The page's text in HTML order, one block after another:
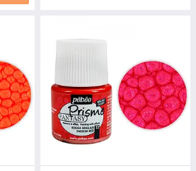
якщо оплата замовлення
склад НовойПочти, якщо вам зручно
складі або домашню адресу, якщо
НовойПочтой.